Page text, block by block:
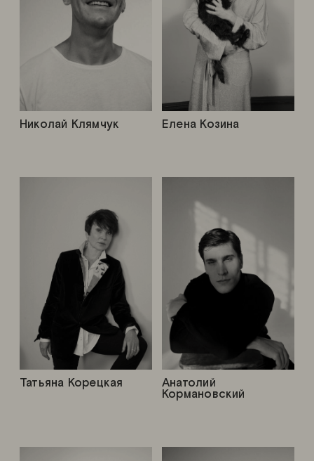
Елена Козина
Татьяна Корецкая Анатолий
Кормановский
Николай Клямчук